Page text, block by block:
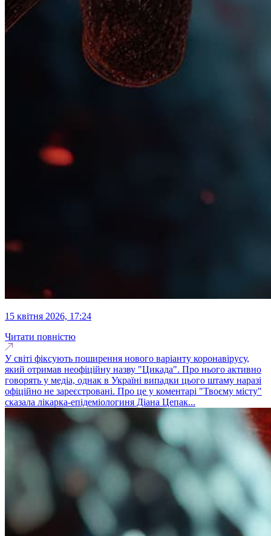
15 квітня 2026, 17:24
Читати повністю
У світі фіксують поширення нового варіанту коронавірусу,
який отримав неофіційну назву "Цикада". Про нього активно
говорять у медіа, однак в Україні випадки цього штаму наразі
офіційно не зареєстровані. Про це у коментарі "Твоєму місту"
сказала лікарка-епідеміологиня Діана Цепак...